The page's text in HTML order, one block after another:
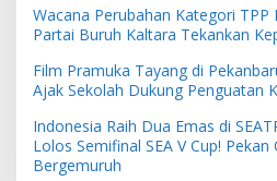
Wacana Perubahan Kategori TPP
Partai Buruh Kaltara Tekankan
Film Pramuka Tayang di
Ajak Sekolah Dukung Penguatan
Indonesia Raih Dua Emas di
Lolos Semifinal SEA V Cup!
Bergemuruh